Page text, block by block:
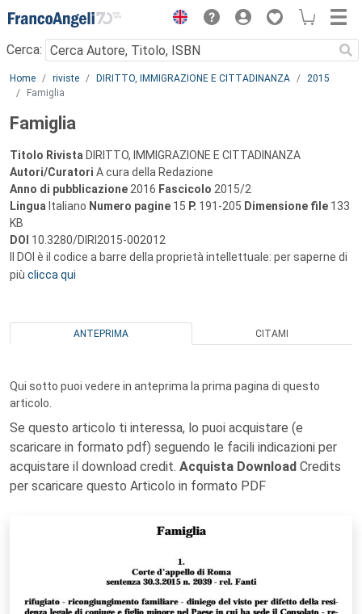
Menu
Cerca:
Main content
Home riviste DIRITTO, IMMIGRAZIONE E CITTADINANZA
2015
Famiglia
Famiglia
Titolo Rivista DIRITTO, IMMIGRAZIONE E CITTADINANZA
Autori/Curatori A cura della Redazione
Anno di pubblicazione 2016 Fascicolo 2015/2
Lingua Italiano Numero pagine 15 P. 191-205 Dimensione file 133
KB
DOI 10.3280/DIRI2015-002012
Il DOI è il codice a barre della proprietà intellettuale: per saperne di
più clicca qui
ANTEPRIMA CITAMI
Qui sotto puoi vedere in anteprima la prima pagina di questo
articolo.
Se questo articolo ti interessa, lo puoi acquistare (e
scaricare in formato pdf) seguendo le facili indicazioni per
acquistare il download credit. Acquista Download Credits
per scaricare questo Articolo in formato PDF